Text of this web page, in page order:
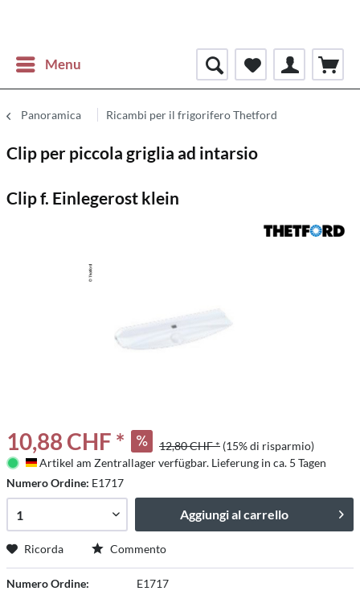
Menu
Panoramica Ricambi per il frigorifero Thetford
Clip per piccola griglia ad intarsio
Clip f. Einlegerost klein
10,88 CHF * 12,80 CHF * (15% di risparmio)
Deutschland
Artikel am Zentrallager verfügbar. Lieferung in ca. 5 Tagen
Numero Ordine: E1717
Aggiungi al carrello
Ricorda Commento
Numero Ordine: E1717